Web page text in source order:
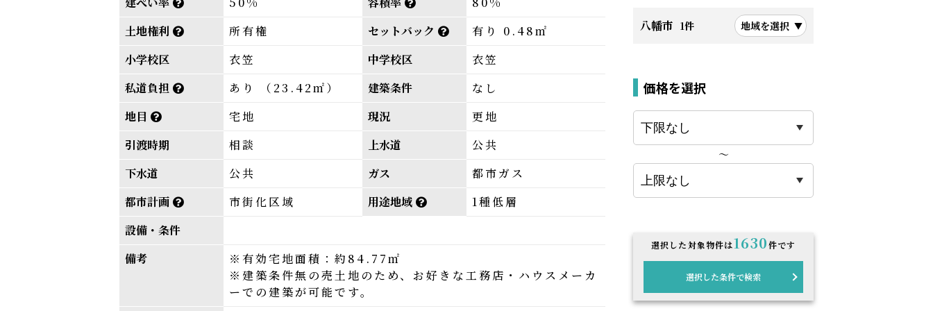
土地権利
所有権 セットバック
有り 0.48㎡
小学校区
衣笠 中学校区
衣笠
私道負担
あり （23.42㎡） 建築条件
なし
地目
宅地 現況
更地
引渡時期
相談 上水道
公共
下水道
公共 ガス
都市ガス
都市計画
市街化区域 用途地域
1種低層
設備・条件
備考
※有効宅地面積：約84.77㎡
※建築条件無の売土地のため、お好きな工務店・ハウスメーカ
ーでの建築が可能です。
八幡市 1件 地域を選択
価格を選択
〜
選択した対象物件は1630件です
選択した条件で検索